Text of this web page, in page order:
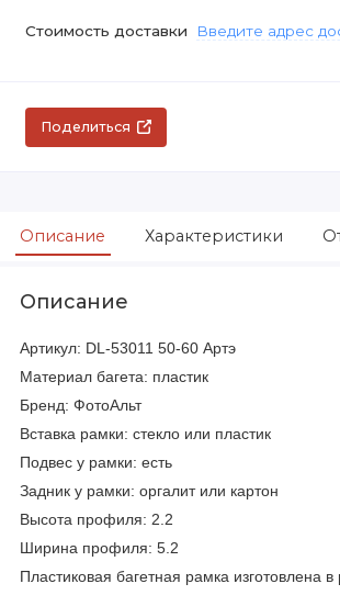
Стоимость доставки Введите адрес
Поделиться
Описание Характеристики
Описание
Артикул: DL-53011 50-60 Артэ
Материал багета: пластик
Бренд: ФотоАльт
Вставка рамки: стекло или пластик
Подвес у рамки: есть
Задник у рамки: оргалит или картон
Высота профиля: 2.2
Ширина профиля: 5.2
Пластиковая багетная рамка изготовлена в